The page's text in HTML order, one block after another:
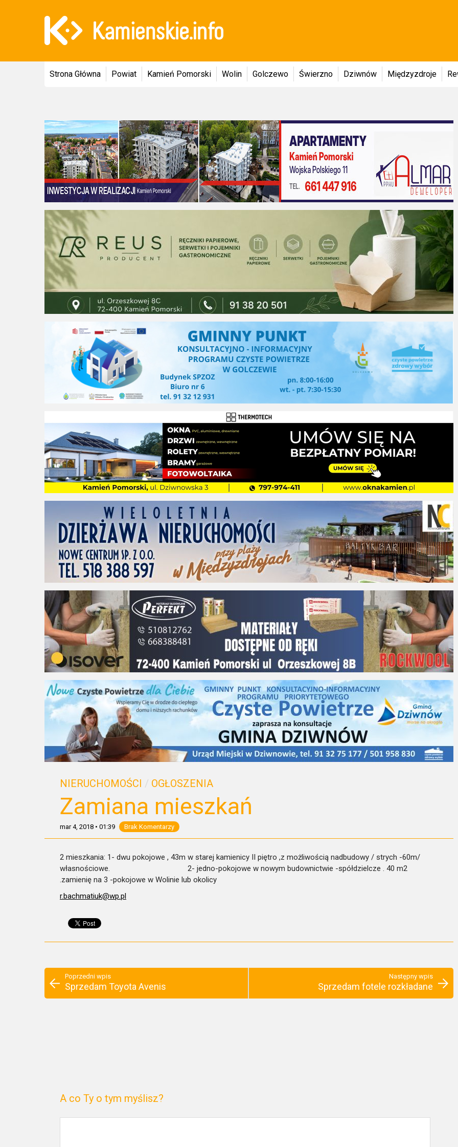
Strona Główna Powiat Kamień Pomorski Wolin Golczewo Świerzno Dziwnów Międzyzdroje
NIERUCHOMOŚCI / OGŁOSZENIA
Zamiana mieszkań
mar 4, 2018 • 01:39 Brak Komentarzy
2 mieszkania: 1- dwu pokojowe , 43m w starej kamienicy II piętro ,z możliwością nadbudowy / strych -60m/
własnościowe. 2- jedno-pokojowe w nowym budownictwie -spółdzielcze . 40 m2
.zamienię na 3 -pokojowe w Wolinie lub okolicy
r.bachmatiuk@wp.pl
Poprzedni wpis
Sprzedam Toyota Avenis
Następny wpis
Sprzedam fotele rozkładane
A co Ty o tym myślisz?